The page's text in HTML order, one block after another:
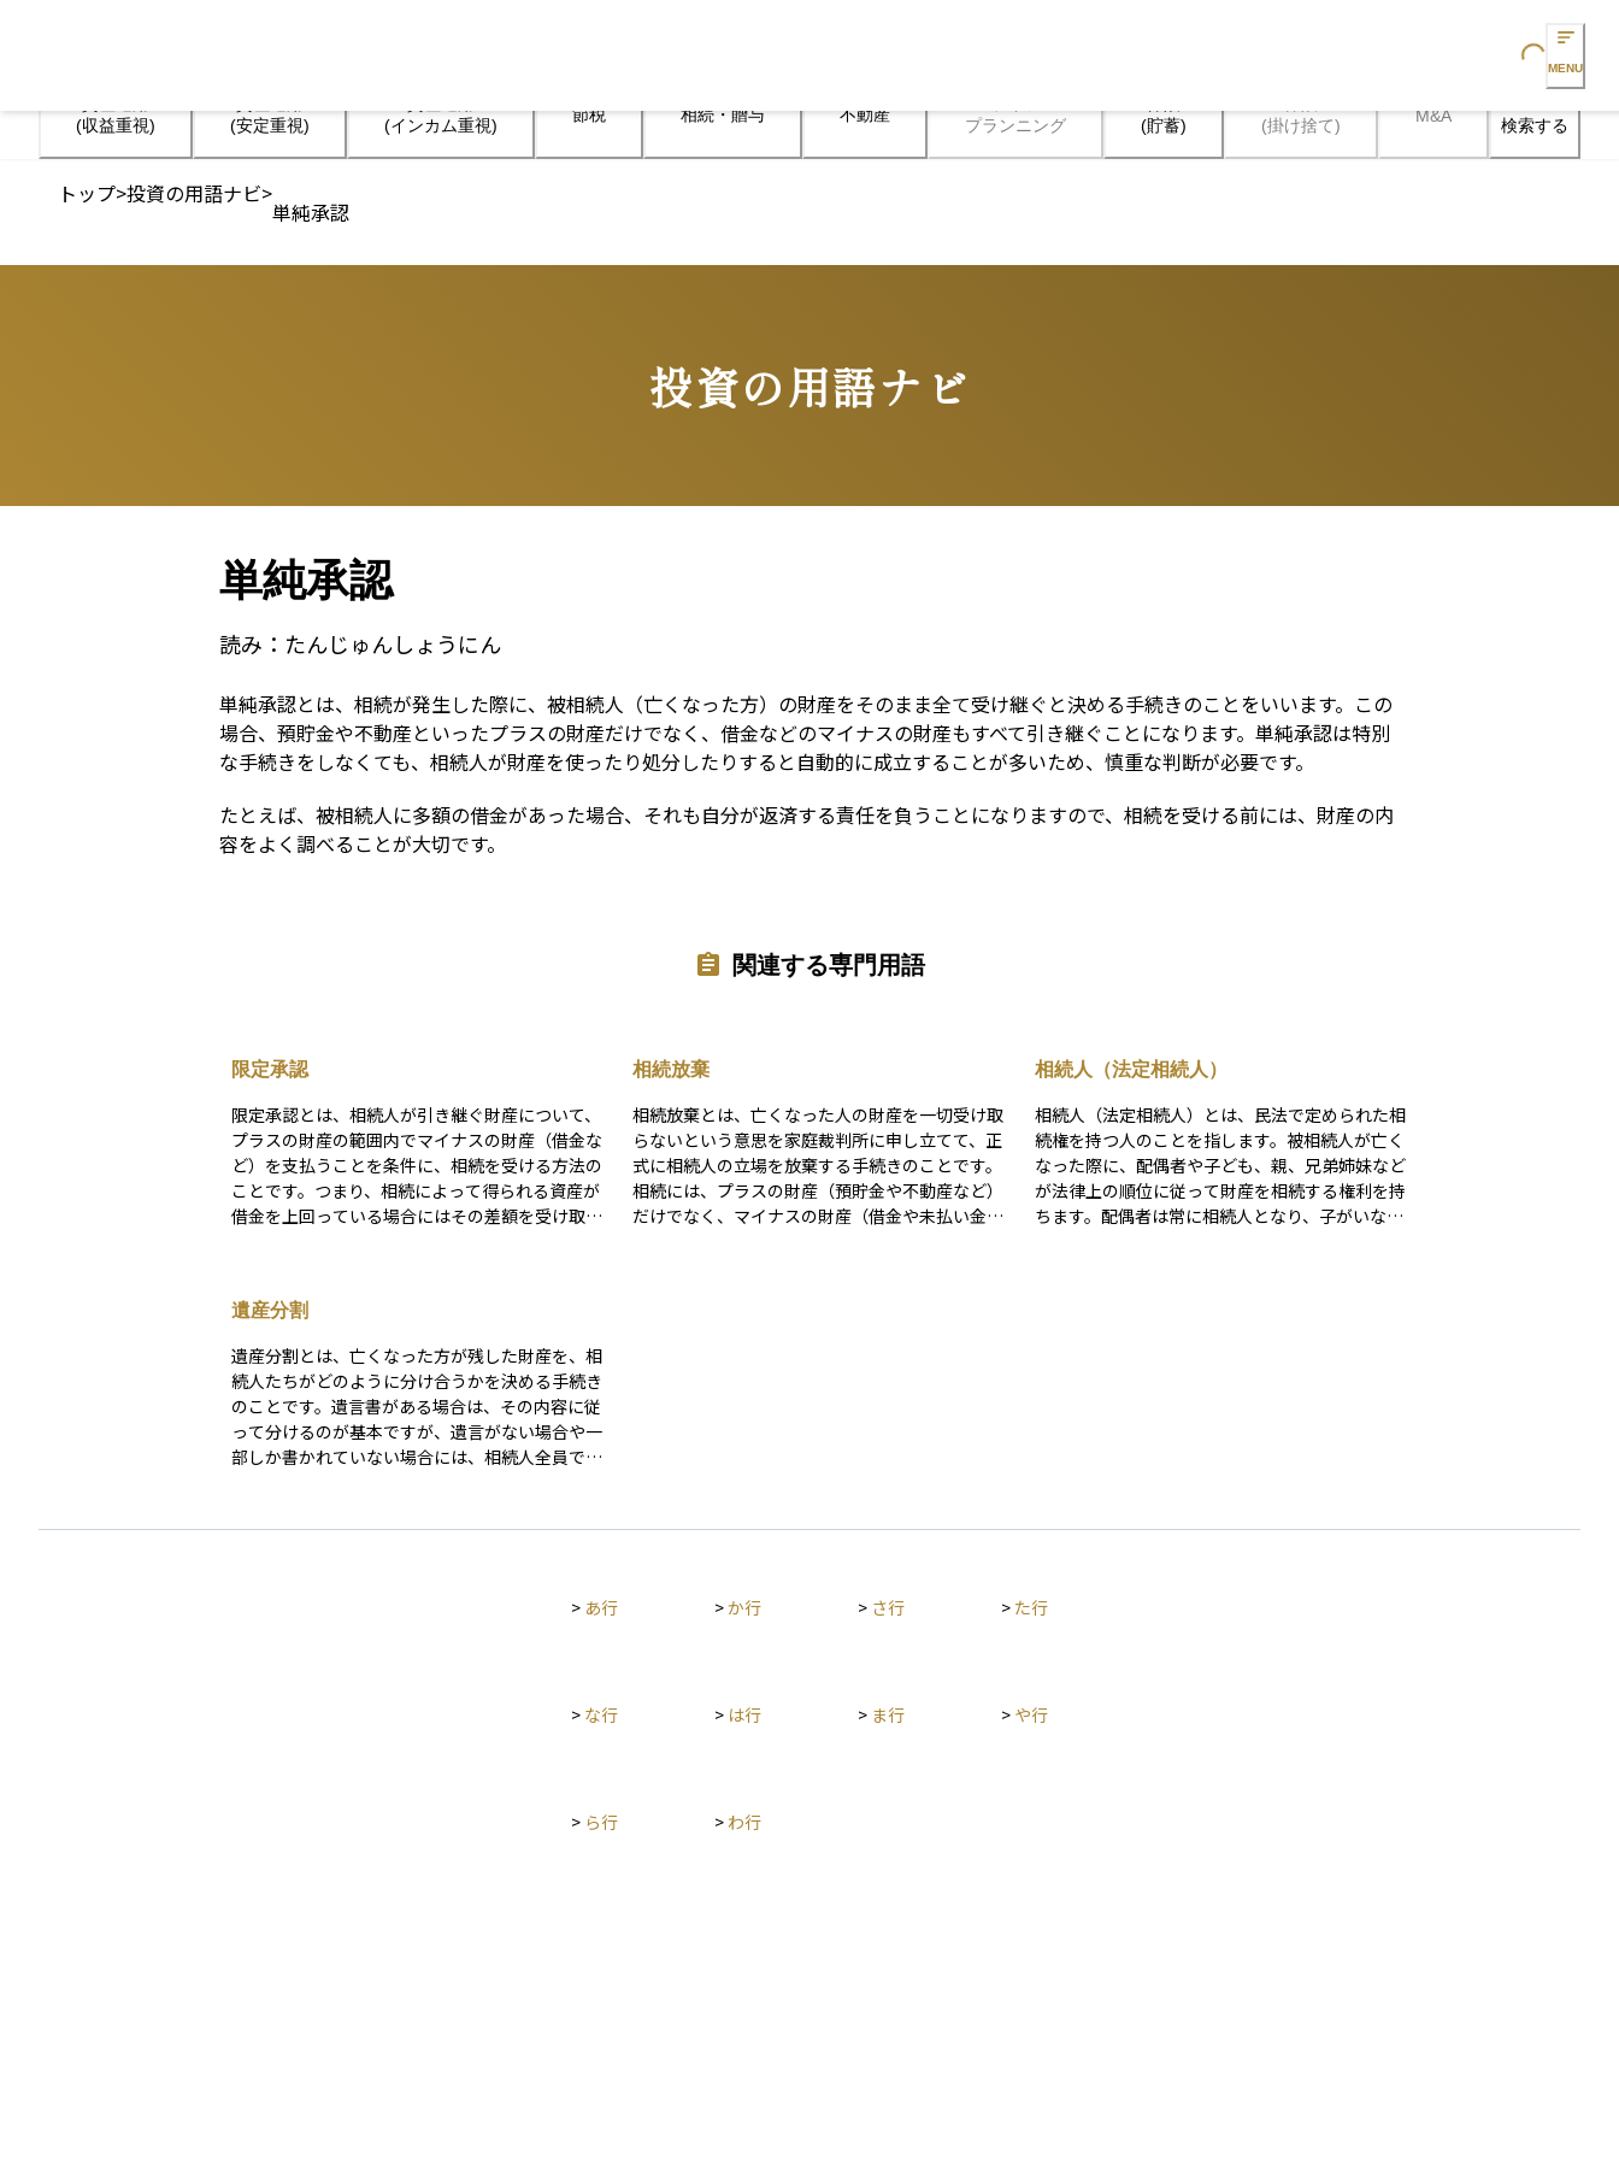
Loading...
MENU
(収益重視)
(安定重視)
(インカム重視)
節税 相続・贈与 不動産
プランニング
(貯蓄)
(掛け捨て)
M&A 検索する
トップ>投資の用語ナビ>
単純承認
投資の用語ナビ
Terms
単純承認
読み： たんじゅんしょうにん
単純承認とは、相続が発生した際に、被相続人（亡くなった方）の財産をそのまま全て受け継ぐと決める手続きのことをいいます。この
場合、預貯金や不動産といったプラスの財産だけでなく、借金などのマイナスの財産もすべて引き継ぐことになります。単純承認は特別
な手続きをしなくても、相続人が財産を使ったり処分したりすると自動的に成立することが多いため、慎重な判断が必要です。
たとえば、被相続人に多額の借金があった場合、それも自分が返済する責任を負うことになりますので、相続を受ける前には、財産の内
容をよく調べることが大切です。
関連する専門用語
限定承認
限定承認とは、相続人が引き継ぐ財産について、
プラスの財産の範囲内でマイナスの財産（借金な
ど）を支払うことを条件に、相続を受ける方法の
ことです。つまり、相続によって得られる資産が
借金を上回っている場合にはその差額を受け取る
を減らすことができます。ただし、限定承認を行
うには、相続の開始を知ってから原則として3か
月以内に、他の相続人全員と一緒に家庭裁判所に
申立てをする必要があるため、手続きがやや複雑
です。
相続放棄
相続放棄とは、亡くなった人の財産を一切受け取
らないという意思を家庭裁判所に申し立てて、正
式に相続人の立場を放棄する手続きのことです。
相続には、プラスの財産（預貯金や不動産など）
だけでなく、マイナスの財産（借金や未払い金な
相続人（法定相続人）
相続人（法定相続人）とは、民法で定められた相
続権を持つ人のことを指します。被相続人が亡く
なった際に、配偶者や子ども、親、兄弟姉妹など
が法律上の順位に従って財産を相続する権利を持
ちます。配偶者は常に相続人となり、子がいない
遺産分割
遺産分割とは、亡くなった方が残した財産を、相
続人たちがどのように分け合うかを決める手続き
のことです。遺言書がある場合は、その内容に従
って分けるのが基本ですが、遺言がない場合や一
部しか書かれていない場合には、相続人全員で話
信託などの金融資産も含まれます。 話し合いがま
資産の名義変更にも影響するため、早めの準備と
> あ行 >か行 > さ行 > た行
> な行 > は行 > ま行 > や行
> ら行 > わ行